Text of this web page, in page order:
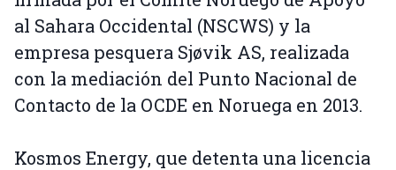
al Sahara Occidental (NSCWS) y la
empresa pesquera Sjøvik AS, realizada
con la mediación del Punto Nacional de
Contacto de la OCDE en Noruega en 2013.
Kosmos Energy, que detenta una licencia